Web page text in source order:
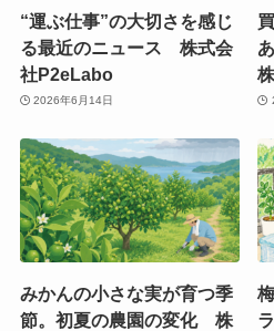
“運ぶ仕事”の大切さを感じ
る最近のニュース 株式会
社P2eLabo
2026年6月14日
みかんの小さな実が育つ季
節。初夏の農園の変化 株